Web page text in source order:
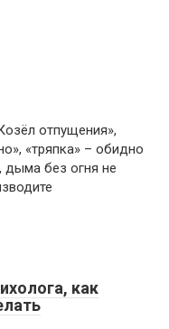
отпущения»,
«тряпка» – обидно
дыма без огня не
как